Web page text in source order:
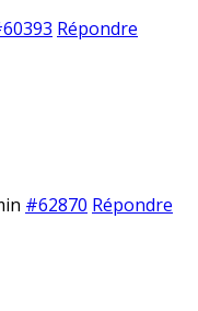
Répondre
#62870 Répondre